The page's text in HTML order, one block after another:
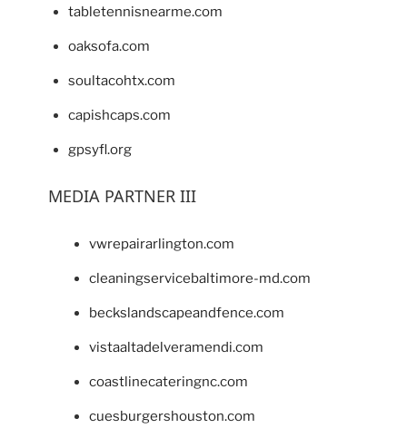
tabletennisnearme.com
oaksofa.com
soultacohtx.com
capishcaps.com
gpsyfl.org
MEDIA PARTNER III
vwrepairarlington.com
cleaningservicebaltimore-md.com
beckslandscapeandfence.com
vistaaltadelveramendi.com
coastlinecateringnc.com
cuesburgershouston.com